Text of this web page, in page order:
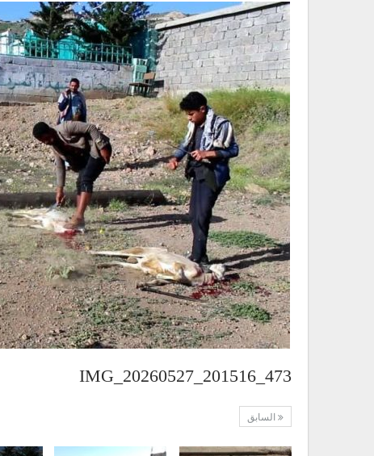
IMG_20260527_201516_473
السابق